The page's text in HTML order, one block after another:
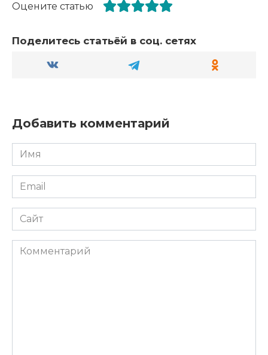
Оцените статью
Поделитесь статьёй в соц. сетях
Добавить комментарий
Имя
*
Email
*
Сайт
Комментарий